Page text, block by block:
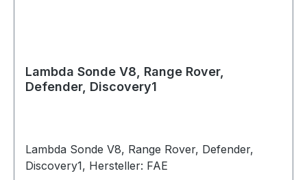
Lambda Sonde V8, Range Rover,
Defender, Discovery1
Lambda Sonde V8, Range Rover, Defender,
Discovery1, Hersteller: FAE